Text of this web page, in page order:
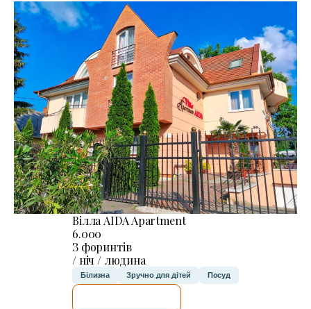
Вілла AIDA Apartment
6.000
З форинтів
/ ніч / людина
Білизна Зручно для дітей Посуд